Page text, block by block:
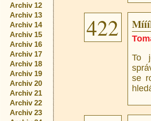
Archiv 12
Archiv 13
Archiv 14
Archiv 15
Archiv 16
Archiv 17
Archiv 18
Archiv 19
Archiv 20
Archiv 21
Archiv 22
Archiv 23
422
To
se